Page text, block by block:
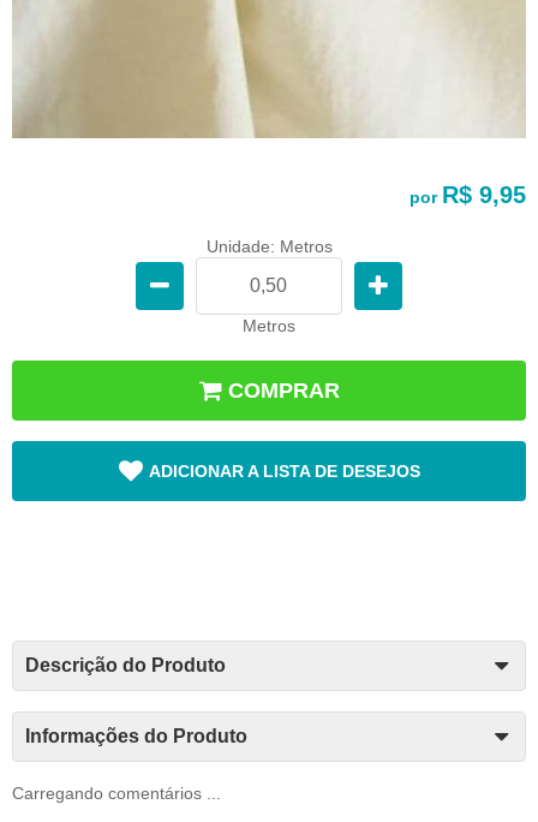
por R$ 9,95
Unidade: Metros
Metros
COMPRAR
ADICIONAR A LISTA DE DESEJOS
Descrição do Produto
Informações do Produto
Carregando comentários ...